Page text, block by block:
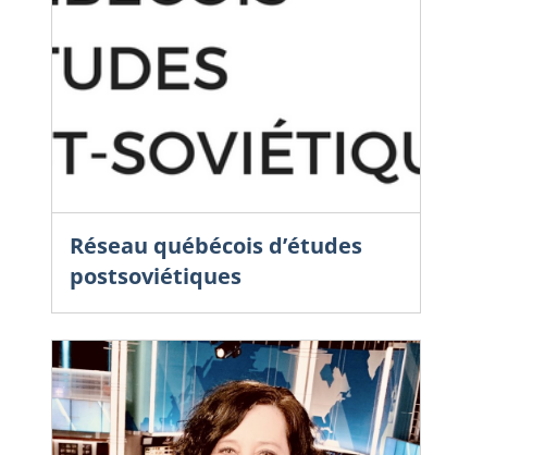
Réseau québécois d’études
postsoviétiques